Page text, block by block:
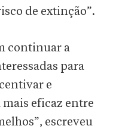
de extinção”.
continuar a
para
e
eficaz entre
escreveu